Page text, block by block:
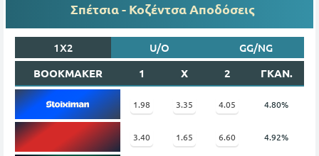
Σπέτσια - Κοζέντσα Αποδόσεις
1X2 U/O
GG/NG
BOOKMAKER
1 X 2 ΓΚΑΝ.
1.98 3.35 4.05 4.80%
3.40 1.65 6.60 4.92%